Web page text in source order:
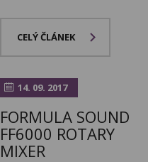
CELÝ ČLÁNEK
14. 09. 2017
FORMULA SOUND
FF6000 ROTARY
MIXER